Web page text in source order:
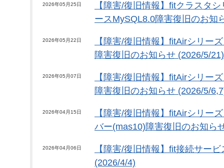
2026年05月25日
【障害/復旧情報】fitクラスタ
ースMySQL8.0障害復旧のお知
2026年05月22日
【障害/復旧情報】fitAirシリー
障害復旧のお知らせ (2026/5/21)
2026年05月07日
【障害/復旧情報】fitAirシリー
障害復旧のお知らせ (2026/5/
2026年04月15日
【障害/復旧情報】fitAirシリー
バー(mas10)障害復旧のお知ら
2026年04月06日
【障害/復旧情報】fit接続サー
(2026/4/4)